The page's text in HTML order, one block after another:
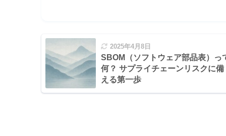
2025年4月8日
SBOM（ソフトウェア部品表）っ
何？ サプライチェーンリスクに備
える第一歩